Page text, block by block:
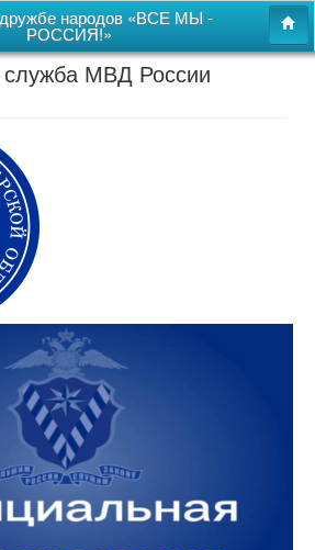
народов «ВСЕ МЫ -
РОССИЯ!»
МВД России